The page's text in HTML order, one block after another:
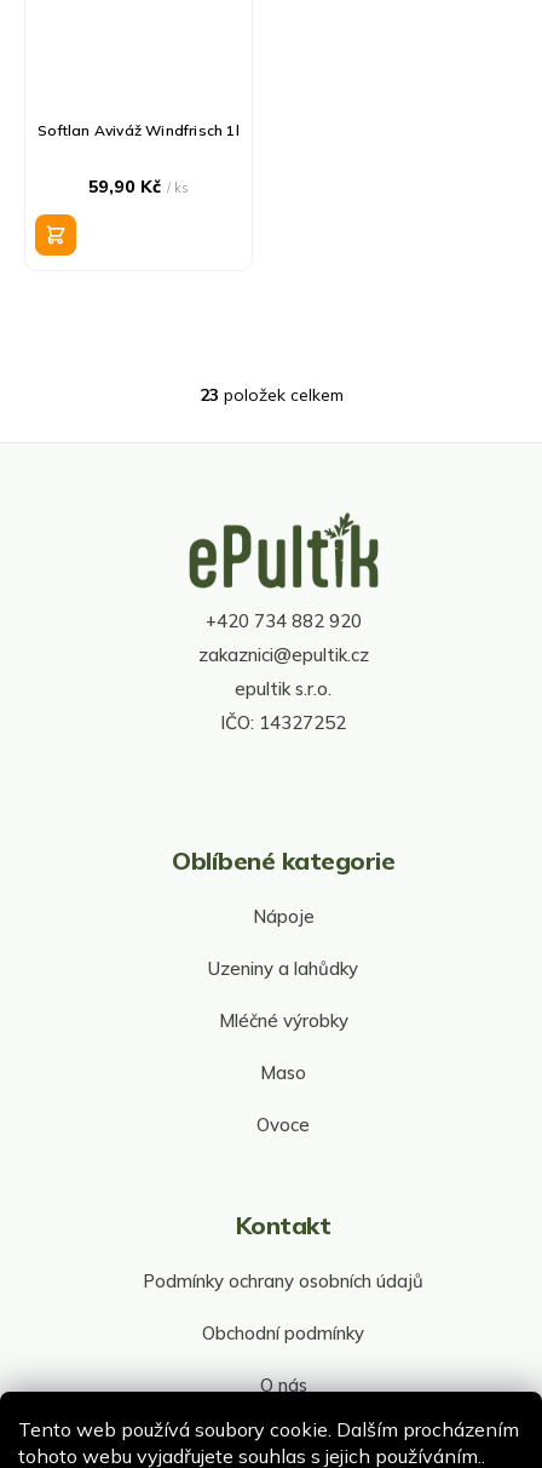
Tento web používá soubory cookie. Dalším procházením
tohoto webu vyjadřujete souhlas s jejich používáním..
Softlan Aviváž Windfrisch 1l
59,90 Kč/ ks
O
l
c
p
r
v
k
y
v
ý
23 položek celkem
+420 734 882 920
zakaznici@epultik.cz
epultik s.r.o.
IČO: 14327252
Oblíbené kategorie
Nápoje
Uzeniny a lahůdky
Mléčné výrobky
Maso
Ovoce
Kontakt
Podmínky ochrany osobních údajů
Obchodní podmínky
O nás
Kontakt společnosti